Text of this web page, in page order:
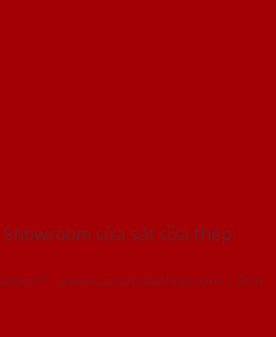
cửa sắt cửa thép
- www.cuasatcuathep.com | Đơn